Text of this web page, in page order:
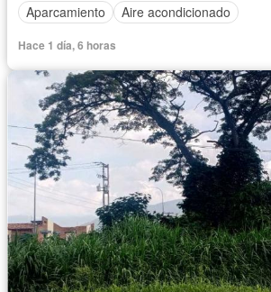
Aparcamiento
Aire acondicionado
Hace 1 día, 6 horas